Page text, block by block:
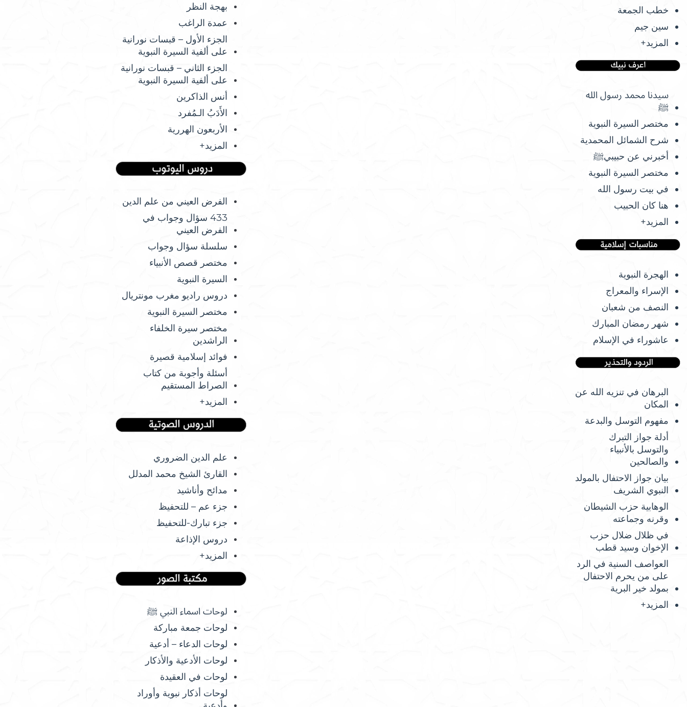
خطب الجمعة
سين جيم
المزيد+
سيدنا محمد رسول الله
ﷺ
مختصر السيرة النبوية
شرح الشمائل المحمدية
أخبرني عن حبيبيﷺ
مختصر السيرة النبوية
في بيت رسول الله
هنا كان الحبيب
المزيد+
الهجرة النبوية
الإسراء والمعراج
النصف من شعبان
شهر رمضان المبارك
عاشوراء في الإسلام
البرهان في تنزيه الله عن
المكان
مفهوم التوسل والبدعة
أدلة جواز التبرك
والتوسل بالأنبياء
والصالحين
بيان جواز الاحتفال بالمولد
النبوي الشريف
الوهابية حزب الشيطان
وقرنه وجماعته
في ظلال ضلال حزب
الإخوان وسيد قطب
العواصف السنية في الرد
على من يحرم الاحتفال
بمولد خير البرية
المزيد+
بهجة النظر
عمدة الراغب
الجزء الأول – قبسات نورانية
على ألفية السيرة النبوية
الجزء الثاني – قبسات نورانية
على ألفية السيرة النبوية
أنس الذاكرين
الأَدَبُ الـمُفرد
الأربعون الهررية
المزيد+
الفرض العيني من علم الدين
433 سؤال وجواب في
الفرض العيني
سلسلة سؤال وجواب
مختصر قصص الأنبياء
السيرة النبوية
دروس راديو مغرب مونتريال
مختصر السيرة النبوية
مختصر سيرة الخلفاء
الراشدين
فوائد إسلامية قصيرة
أسئلة وأجوبة من كتاب
الصراط المستقيم
المزيد+
علم الدين الضروري
القارئ الشيخ محمد المدلل
مدائح وأناشيد
جزء عم – للتحفيظ
جزء تبارك-للتحفيظ
دروس الإذاعة
المزيد+
لوحات اسماء النبي ﷺ
لوحات جمعة مباركة
لوحات الدعاء – أدعية
لوحات الأدعية والأذكار
لوحات في العقيدة
لوحات أذكار نبوية وأوراد